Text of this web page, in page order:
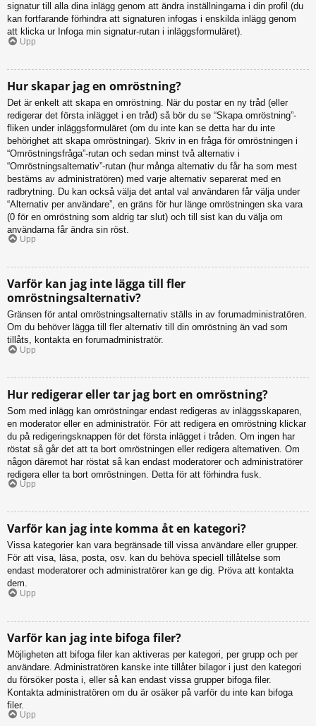
signatur till alla dina inlägg genom att ändra inställningarna i din profil (du
kan fortfarande förhindra att signaturen infogas i enskilda inlägg genom
att klicka ur Infoga min signatur-rutan i inläggsformuläret).
Upp
Hur skapar jag en omröstning?
Det är enkelt att skapa en omröstning. När du postar en ny tråd (eller
redigerar det första inlägget i en tråd) så bör du se “Skapa omröstning”-
fliken under inläggsformuläret (om du inte kan se detta har du inte
behörighet att skapa omröstningar). Skriv in en fråga för omröstningen i
“Omröstningsfråga”-rutan och sedan minst två alternativ i
“Omröstningsalternativ”-rutan (hur många alternativ du får ha som mest
bestäms av administratören) med varje alternativ separerat med en
radbrytning. Du kan också välja det antal val användaren får välja under
“Alternativ per användare”, en gräns för hur länge omröstningen ska vara
(0 för en omröstning som aldrig tar slut) och till sist kan du välja om
användarna får ändra sin röst.
Upp
Varför kan jag inte lägga till fler
omröstningsalternativ?
Gränsen för antal omröstningsalternativ ställs in av forumadministratören.
Om du behöver lägga till fler alternativ till din omröstning än vad som
tillåts, kontakta en forumadministratör.
Upp
Hur redigerar eller tar jag bort en omröstning?
Som med inlägg kan omröstningar endast redigeras av inläggsskaparen,
en moderator eller en administratör. För att redigera en omröstning klickar
du på redigeringsknappen för det första inlägget i tråden. Om ingen har
röstat så går det att ta bort omröstningen eller redigera alternativen. Om
någon däremot har röstat så kan endast moderatorer och administratörer
redigera eller ta bort omröstningen. Detta för att förhindra fusk.
Upp
Varför kan jag inte komma åt en kategori?
Vissa kategorier kan vara begränsade till vissa användare eller grupper.
För att visa, läsa, posta, osv. kan du behöva speciell tillåtelse som
endast moderatorer och administratörer kan ge dig. Pröva att kontakta
dem.
Upp
Varför kan jag inte bifoga filer?
Möjligheten att bifoga filer kan aktiveras per kategori, per grupp och per
användare. Administratören kanske inte tillåter bilagor i just den kategori
du försöker posta i, eller så kan endast vissa grupper bifoga filer.
Kontakta administratören om du är osäker på varför du inte kan bifoga
filer.
Upp